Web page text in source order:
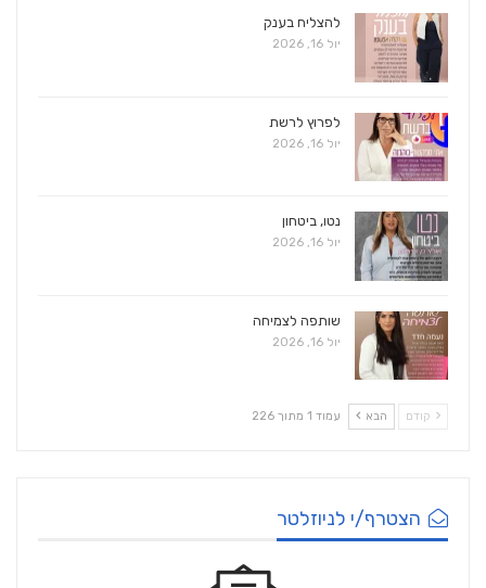
להצליח בענק
יול 16, 2026
לפרוץ לרשת
יול 16, 2026
נטו, ביטחון
יול 16, 2026
שותפה לצמיחה
יול 16, 2026
קודם הבא עמוד 1 מתוך 226
הצטרף/י לניוזלטר